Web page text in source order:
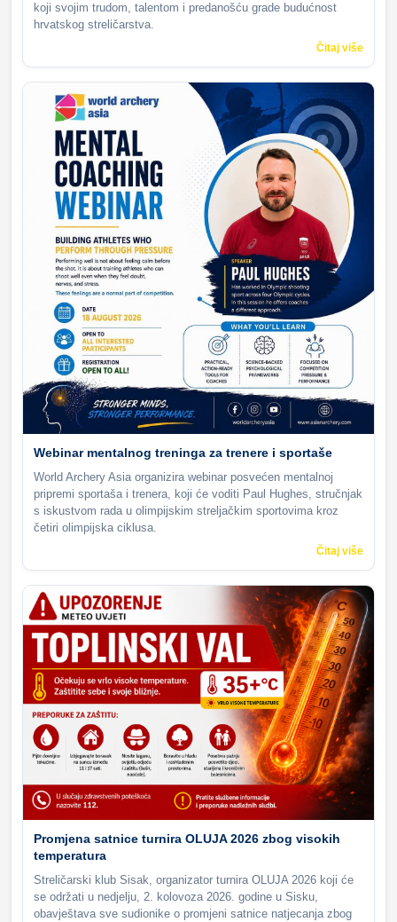
koji svojim trudom, talentom i predanošću grade budućnost
hrvatskog streličarstva.
Čitaj više
Webinar mentalnog treninga za trenere i sportaše
World Archery Asia organizira webinar posvećen mentalnoj
pripremi sportaša i trenera, koji će voditi Paul Hughes, stručnjak
s iskustvom rada u olimpijskim streljačkim sportovima kroz
četiri olimpijska ciklusa.
Čitaj više
Promjena satnice turnira OLUJA 2026 zbog visokih
temperatura
Streličarski klub Sisak, organizator turnira OLUJA 2026 koji će
se održati u nedjelju, 2. kolovoza 2026. godine u Sisku,
obavještava sve sudionike o promjeni satnice natjecanja zbog